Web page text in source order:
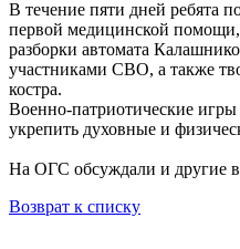
В течение пяти дней ребята
первой медицинской помощи,
разборки автомата
участниками СВО, а также
костра.
Военно-патриотические
укрепить духовные и
На ОГС обсуждали и другие
Возврат к списку